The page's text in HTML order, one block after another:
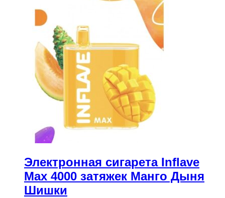
Электронная сигарета Inflave
Max 4000 затяжек Манго Дыня
Шишки